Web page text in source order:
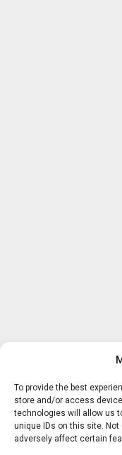
To provide the best
store and/or access
technologies will allow us
unique IDs on this site.
adversely affect certain